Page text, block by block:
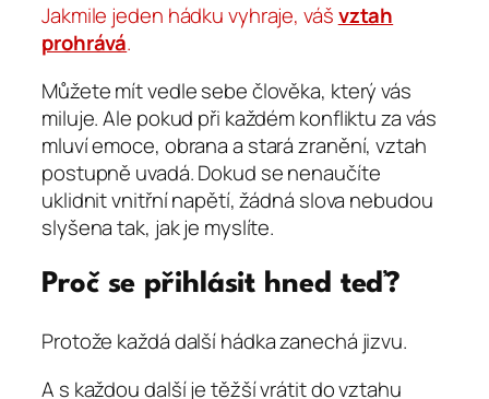
Jakmile jeden hádku vyhraje, vášvztah
prohrává.
Můžete mít vedle sebe člověka, který vás
miluje. Ale pokud při každém konfliktu za vás
mluví emoce, obrana a stará zranění, vztah
postupně uvadá. Dokud se nenaučíte
uklidnit vnitřní napětí, žádná slova nebudou
slyšena tak, jak je myslíte.
Proč se přihlásit hned teď?
Protože každá další hádka zanechá jizvu.
A s každou další je těžší vrátit do vztahu